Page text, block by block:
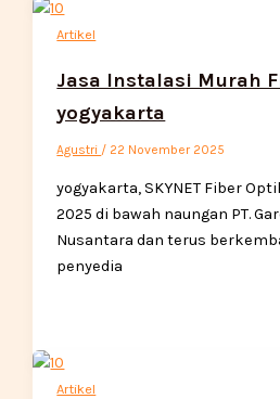
Artikel
Jasa Instalasi Murah
yogyakarta
Agustri / 22 November 2025
yogyakarta, SKYNET Fiber
2025 di bawah naungan PT.
Nusantara dan terus
penyedia
Artikel